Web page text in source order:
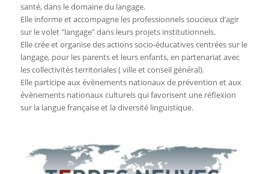
santé, dans le domaine du langage.
Elle informe et accompagne les professionnels soucieux d’agir
sur le volet "langage" dans leurs projets institutionnels.
Elle crée et organise des actions socio-éducatives centrées sur le
langage, pour les parents et leurs enfants, en partenariat avec
les collectivités territoriales ( ville et conseil général).
Elle participe aux évènements nationaux de prévention et aux
évènements nationaux culturels qui favorisent une réflexion
sur la langue française et la diversité linguistique.